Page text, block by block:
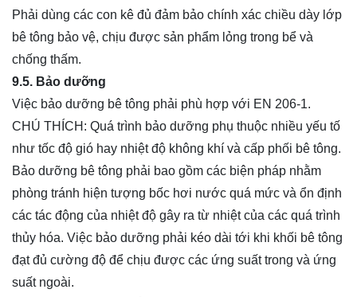
Phải dùng các con kê đủ đảm bảo chính xác chiều dày lớp
bê tông bảo vệ, chịu được sản phẩm lỏng trong bể và
chống thấm.
9.5. Bảo dưỡng
Việc bảo dưỡng bê tông phải phù hợp với EN 206-1.
CHÚ THÍCH: Quá trình bảo dưỡng phụ thuộc nhiều yếu tố
như tốc độ gió hay nhiệt độ không khí và cấp phối bê tông.
Bảo dưỡng bê tông phải bao gồm các biện pháp nhằm
phòng tránh hiện tượng bốc hơi nước quá mức và ổn định
các tác động của nhiệt độ gây ra từ nhiệt của các quá trình
thủy hóa. Việc bảo dưỡng phải kéo dài tới khi khối bê tông
đạt đủ cường độ để chịu được các ứng suất trong và ứng
suất ngoài.